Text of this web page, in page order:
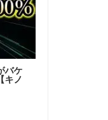
バケ
キノ